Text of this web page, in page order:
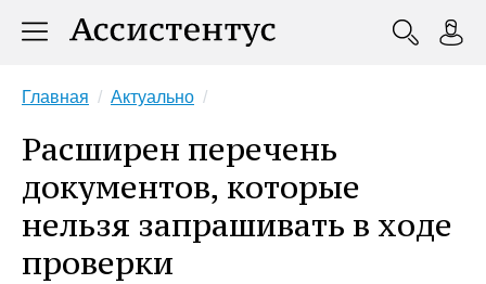
Главная Актуально
Расширен перечень
документов, которые
нельзя запрашивать в ходе
проверки